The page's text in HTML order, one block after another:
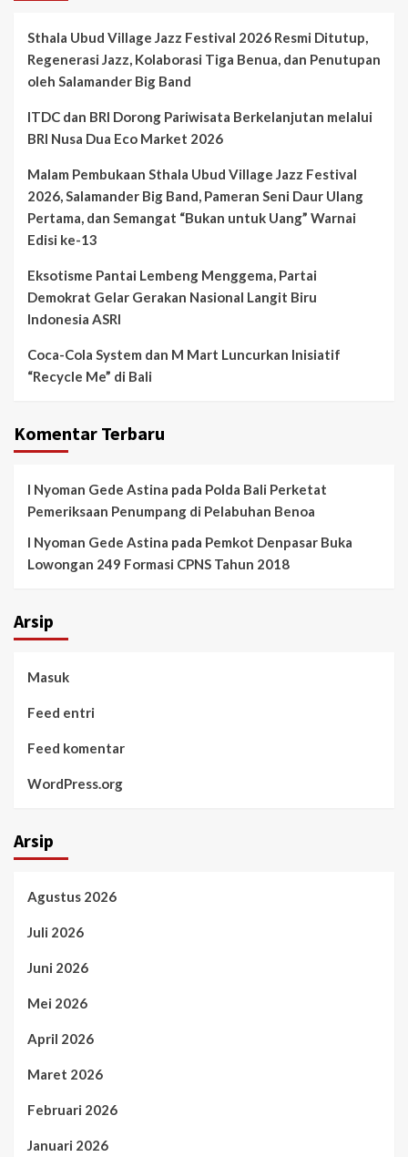
Sthala Ubud Village Jazz Festival 2026 Resmi Ditutup,
Regenerasi Jazz, Kolaborasi Tiga Benua, dan Penutupan
oleh Salamander Big Band
ITDC dan BRI Dorong Pariwisata Berkelanjutan melalui
BRI Nusa Dua Eco Market 2026
Malam Pembukaan Sthala Ubud Village Jazz Festival
2026, Salamander Big Band, Pameran Seni Daur Ulang
Pertama, dan Semangat “Bukan untuk Uang” Warnai
Edisi ke-13
Eksotisme Pantai Lembeng Menggema, Partai
Demokrat Gelar Gerakan Nasional Langit Biru
Indonesia ASRI
Coca-Cola System dan M Mart Luncurkan Inisiatif
“Recycle Me” di Bali
Komentar Terbaru
I Nyoman Gede Astina pada Polda Bali Perketat
Pemeriksaan Penumpang di Pelabuhan Benoa
I Nyoman Gede Astina pada Pemkot Denpasar Buka
Lowongan 249 Formasi CPNS Tahun 2018
Arsip
Masuk
Feed entri
Feed komentar
WordPress.org
Arsip
Agustus 2026
Juli 2026
Juni 2026
Mei 2026
April 2026
Maret 2026
Februari 2026
Januari 2026